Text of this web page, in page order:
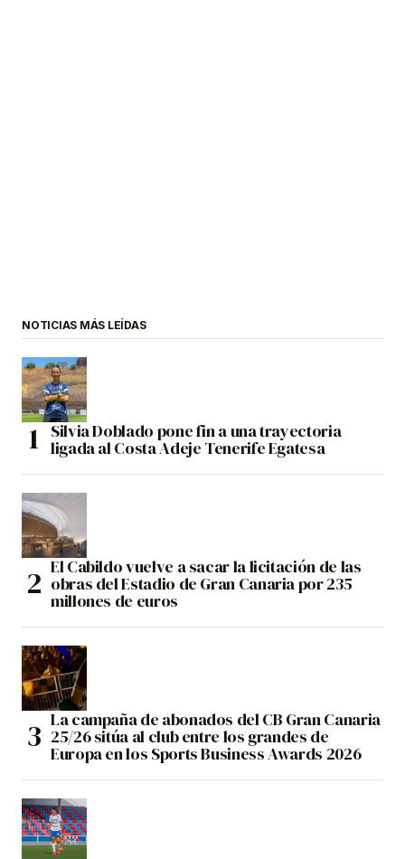
NOTICIAS MÁS LEÍDAS
Silvia Doblado pone fin a una trayectoria
ligada al Costa Adeje Tenerife Egatesa
El Cabildo vuelve a sacar la licitación de las
obras del Estadio de Gran Canaria por 235
millones de euros
La campaña de abonados del CB Gran Canaria
25/26 sitúa al club entre los grandes de
Europa en los Sports Business Awards 2026